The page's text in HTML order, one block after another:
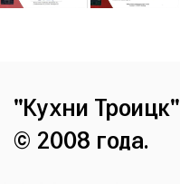
"Кухни Троицк"
© 2008 года.